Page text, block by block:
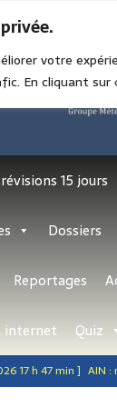
votre
En cliquant
15 jours
Dossiers
Reportages
internet Quiz
17 h 47 min ] AIN :